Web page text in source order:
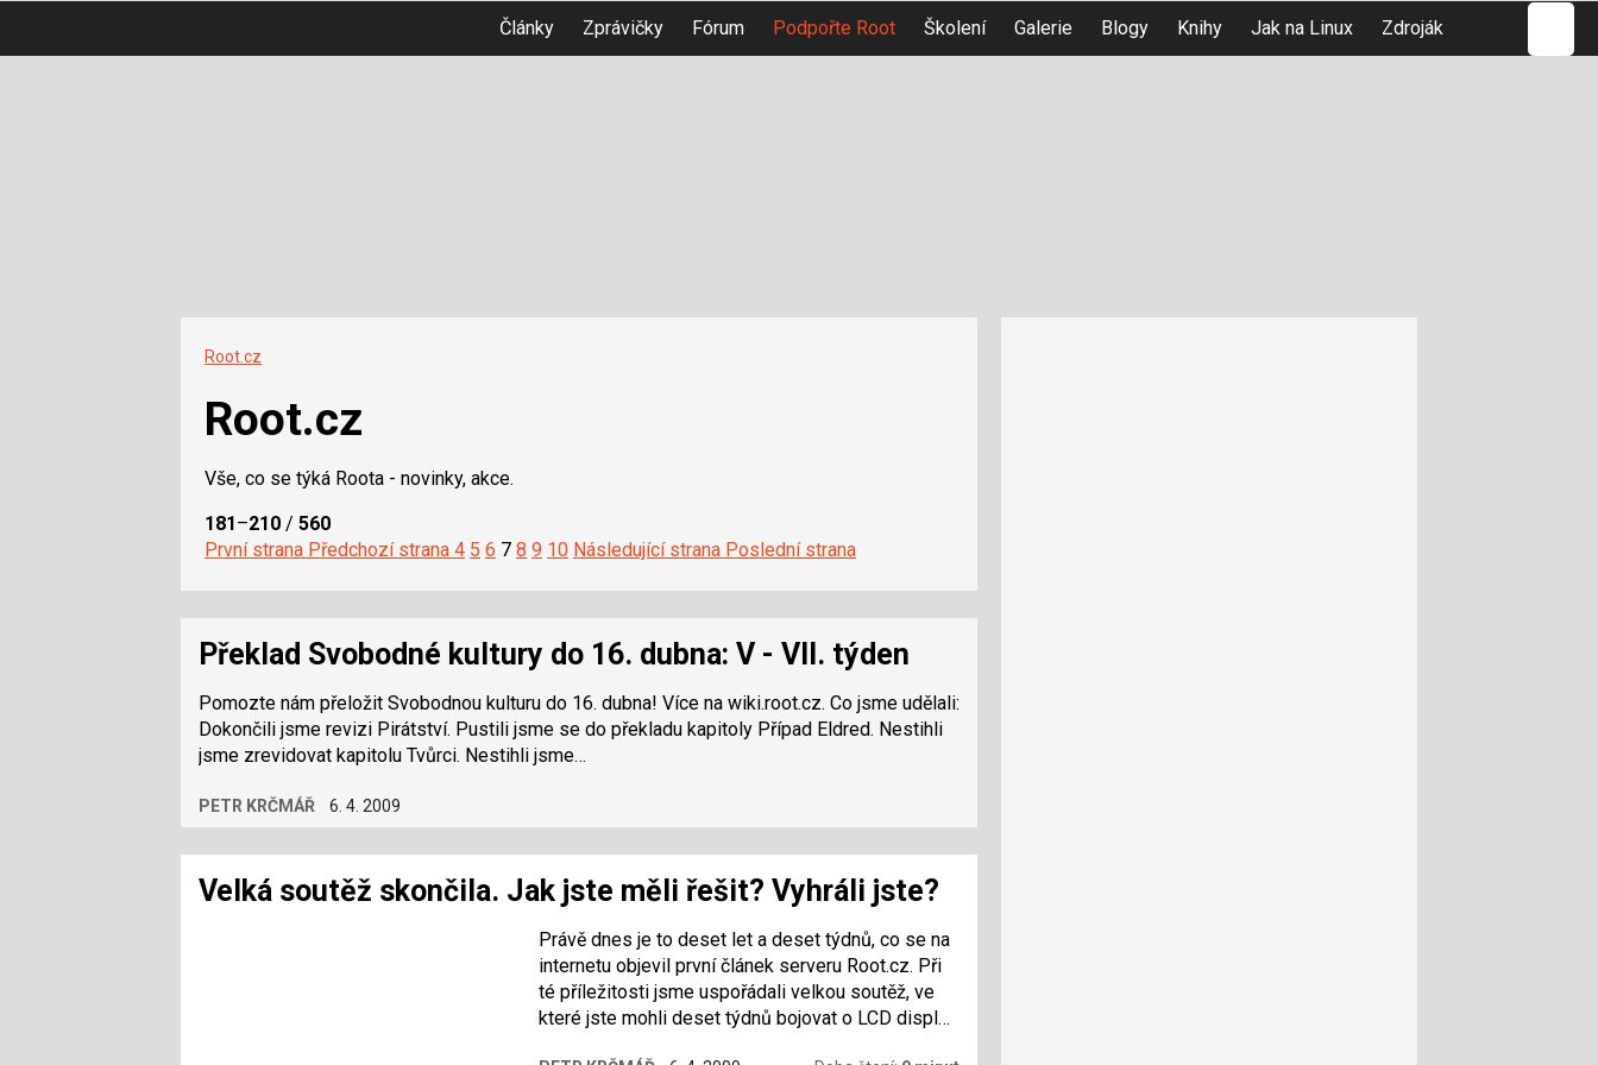
Články Zprávičky Fórum Podpořte Root Školení Galerie Blogy Knihy Jak na Linux Zdroják
Root.cz
Root.cz
Vše, co se týká Roota - novinky, akce.
181 –210 / 560
První strana Předchozí strana 4 5 6 7 8 9 10 Následující strana Poslední strana
Překlad Svobodné kultury do 16. dubna: V - VII. týden
Pomozte nám přeložit Svobodnou kulturu do 16. dubna! Více na wiki.root.cz. Co jsme udělali:
Dokončili jsme revizi Pirátství. Pustili jsme se do překladu kapitoly Případ Eldred. Nestihli
jsme zrevidovat kapitolu Tvůrci. Nestihli jsme…
PETR KRČMÁŘ 6. 4. 2009
Velká soutěž skončila. Jak jste měli řešit? Vyhráli jste?
Právě dnes je to deset let a deset týdnů, co se na
internetu objevil první článek serveru Root.cz. Při
té příležitosti jsme uspořádali velkou soutěž, ve
které jste mohli deset týdnů bojovat o LCD displej